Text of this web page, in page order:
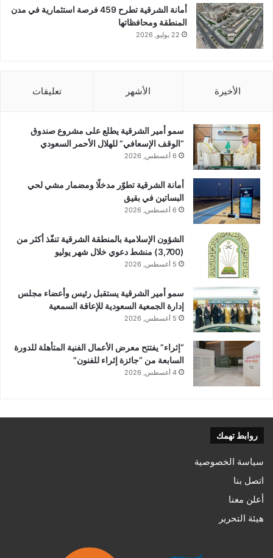
أمانة الشرقية تطرح 459 فرصة استثمارية في مدن
المنطقة ومحافظاتها
22 يوليو, 2026
الأخيرة الأشهر تعليقات
سمو أمير الشرقية يطلع على مشروع صندوق
“الوقف الإسعافي” للهلال الأحمر السعودي
6 أغسطس, 2026
أمانة الشرقية تطوّر مدخلًا ومضمار مشي لحي
البساتين في بقيق
6 أغسطس, 2026
الشؤون الإسلامية بالمنطقة الشرقية تنفّذ أكثر من
(3,700) منشط دعوي خلال شهر يوليو
5 أغسطس, 2026
سمو أمير الشرقية يستقبل رئيس وأعضاء مجلس
إدارة الجمعية السعودية للإعاقة السمعية
5 أغسطس, 2026
“إثراء” يفتتح معرض الأعمال الفنية المتأهلة للدورة
السابعة من “جائزة إثراء للفنون”
4 أغسطس, 2026
روابط تهمك
سياسة الخصوصية
اتصل بنا
أعلن معنا
هيئة التحرير